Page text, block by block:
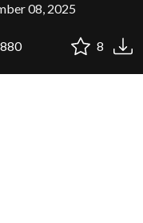
08, 2025
880 8